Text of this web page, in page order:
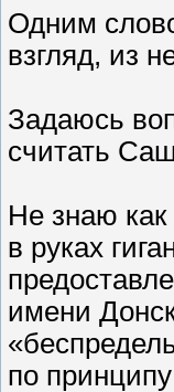
Одним
взгляд, из
Задаюсь
считать
Не знаю
в руках
имени
по